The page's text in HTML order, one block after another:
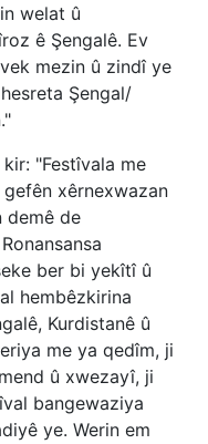
welat û
ê Şengalê. Ev
mezin û zindî ye
Şengal/
"Festîvala me
xêrnexwazan
demê de
ber bi yekîtî û
hembêzkirina
Kurdistanê û
me ya qedîm, ji
û xwezayî, ji
bangewaziya
ye. Werin em